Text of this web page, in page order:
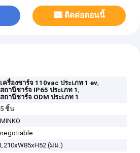
ติดต่อตอนนี้
เครื่องชาร์จ 110vac ประเภท 1 ev,
สถานีชาร์จ IP65 ประเภท 1,
สถานีชาร์จ ODM ประเภท 1
5 ชิ้น
MINKO
negotiable
L210xW85xH52 (มม.)